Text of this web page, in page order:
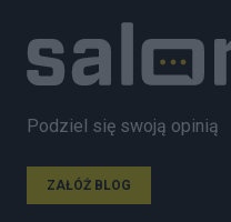
Podziel się swoją opinią
ZAŁÓŻ BLOG